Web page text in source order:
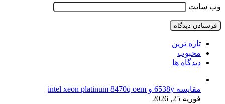
وب‌ سایت
تازه ترین
محبوب
دیدگاه ها
مقایسه 6538y و intel xeon platinum 8470q oem
فوریه 25, 2026